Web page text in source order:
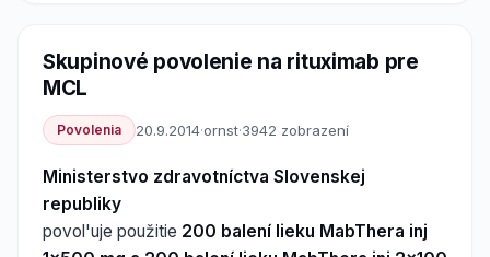
Skupinové povolenie na rituximab pre
MCL
Povolenia 20.9.2014·ornst·3942 zobrazení
Ministerstvo zdravotníctva Slovenskej
republiky
povol'uje použitie 200 balení lieku MabThera inj